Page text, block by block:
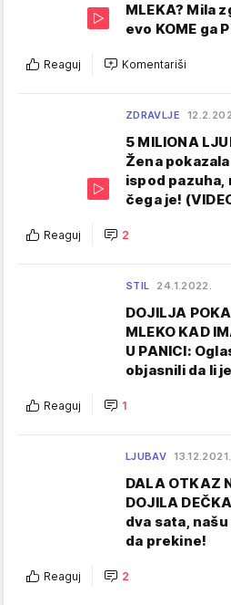
MLEKA? Mila
evo KOME ga
Reaguj Komentariši
ZDRAVLJE
5 MILIONA
Žena
ispod
čega je!
Reaguj 2
STIL 24.1.2022.
DOJILJA
MLEKO KAD
U PANICI:
objasnili da li
Reaguj 1
LJUBAV 13.12.2021.
DALA OTKAZ
DOJILA
dva sata,
da prekine!
Reaguj 2